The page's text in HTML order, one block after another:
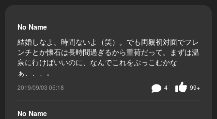
No Name
結婚しなよ。時間ないよ（笑）。でも両親初対面でフレ
ンチとか懐石は長時間過ぎるから重荷だって。まずは温
泉に行けばいいのに、なんでこれをぶっこむかな
ぁ、、、。
2019/09/03 05:18 99+
4
No Name